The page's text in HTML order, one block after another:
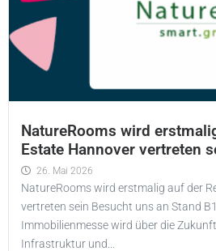
NatureRooms wird
Estate Hannover vertreten
26. Mai 2026
NatureRooms wird erstmalig auf der
vertreten sein Besucht uns an Stand
Immobilienmesse wird über die
Infrastruktur und...